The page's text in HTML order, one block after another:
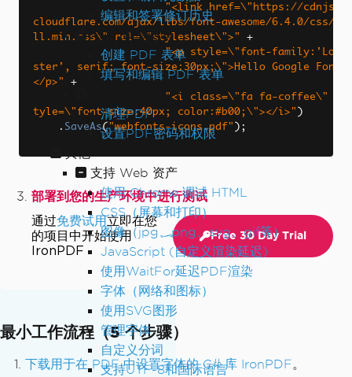
编辑和签署修订历史
PDF 表单管理
创建 PDF 表单
填写和编辑 PDF 表单
清理PDF
设置PDF密码和权限
支持 Web 资产
使用 Chrome 调试 HTML
CSS（屏幕和打印）
图像（jpg、png、svg、gif等）
JavaScript (自定义渲染延迟)
使用WaitFor延迟PDF渲染
字体（网络和图标）
使用SVG图形
管理字体
自定义分词
支持UTF-8和国际语言
"<link href=\"https://cdnjs.
cloudflare.com/ajax/libs/font-awesome/6.4.0/css/a
ll.min.css\" rel=\"stylesheet\">"
+
"<p style=\"font-family:'Lob
ster', serif; font-size:30px;\">Hello Google Font
</p>"
+
"<i class=\"fa fa-coffee\" s
tyle=\"font-size:40px; color:#b00;\"></i>" )
. SaveAs("webfonts-icons.pdf" );
部署到您的生产环境中进行测试
通过免费试用立即在您
的项目中开始使用
IronPDF
Free 30 Day Trial
最小工作流程（5 个步骤）
下载用于在 PDF 中设置字体的 C# 库 IronPDF。